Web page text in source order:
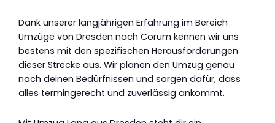
Dank unserer langjährigen Erfahrung im Bereich
Umzüge von Dresden nach Corum kennen wir uns
bestens mit den spezifischen Herausforderungen
dieser Strecke aus. Wir planen den Umzug genau
nach deinen Bedürfnissen und sorgen dafür, dass
alles termingerecht und zuverlässig ankommt.